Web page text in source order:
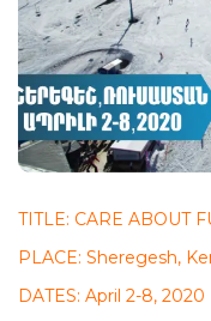
TITLE: CARE ABOUT
PLACE: Sheregesh,
DATES: April 2-8,